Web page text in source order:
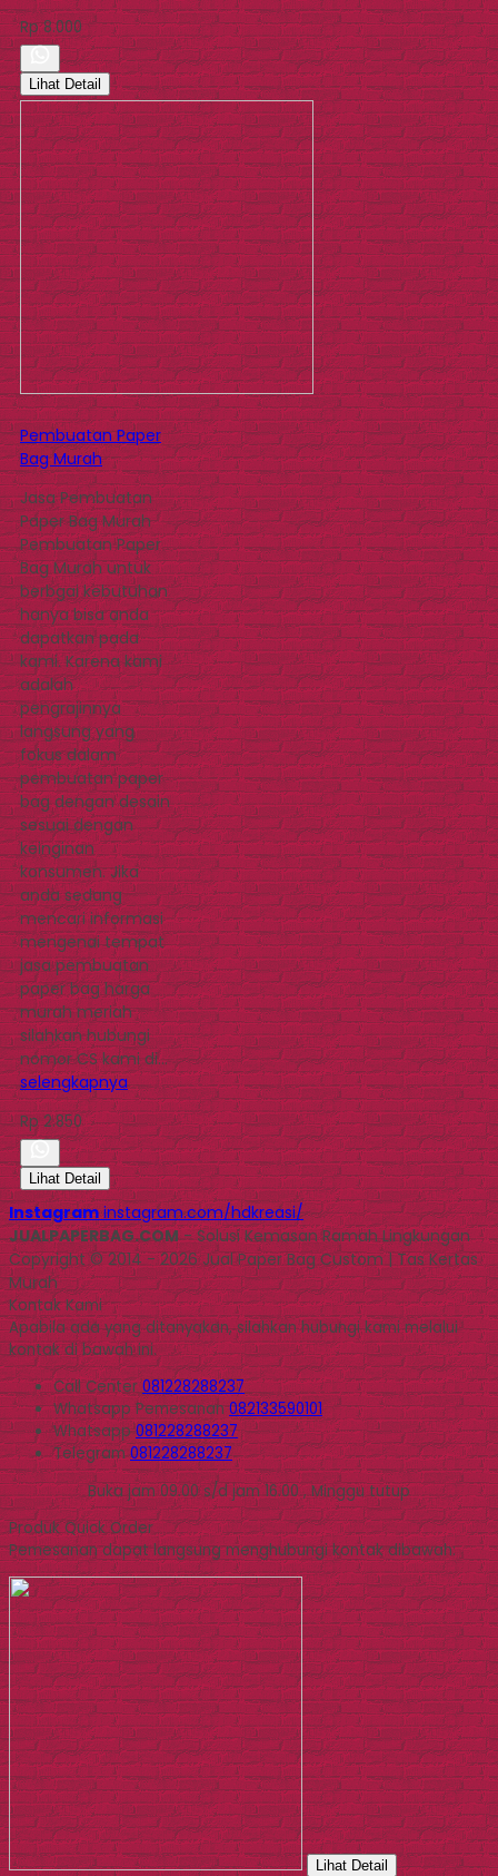
Rp 8.000
Lihat Detail
Pembuatan Paper
Bag Murah
Jasa Pembuatan
Paper Bag Murah
Pembuatan Paper
Bag Murah untuk
berbgai kebutuhan
hanya bisa anda
dapatkan pada
kami. Karena kami
adalah
pengrajinnya
langsung yang
fokus dalam
pembuatan paper
bag dengan desain
sesuai dengan
keinginan
konsumen. Jika
anda sedang
mencari informasi
mengenai tempat
jasa pembuatan
paper bag harga
murah meriah
silahkan hubungi
nomor CS kami di…
selengkapnya
Rp 2.850
Lihat Detail
Instagram instagram.com/hdkreasi/
JUALPAPERBAG.COM- Solusi Kemasan Ramah Lingkungan
Copyright © 2014 - 2026 Jual Paper Bag Custom | Tas Kertas
Murah
Kontak Kami
Apabila ada yang ditanyakan, silahkan hubungi kami melalui
kontak di bawah ini.
Call Center081228288237
WhatsappPemesanan 082133590101
Whatsapp081228288237
Telegram081228288237
Buka jam 09.00 s/d jam 16.00 , Minggu tutup
Produk Quick Order
Pemesanan dapat langsung menghubungi kontak dibawah:
Lihat Detail